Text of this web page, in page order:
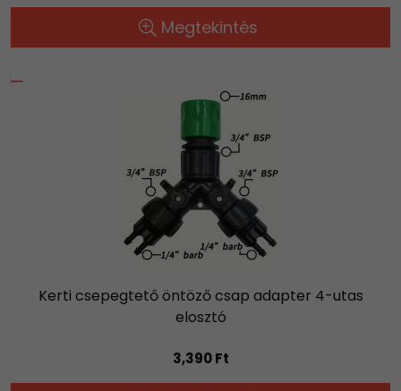
Megtekintés
Kerti csepegtető öntöző csap adapter 4-utas
elosztó
3,390 Ft